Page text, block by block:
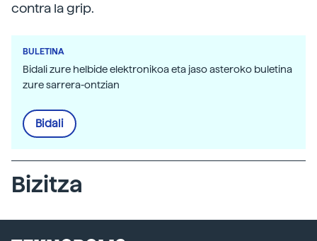
contra la grip.
BULETINA
Bidali zure helbide elektronikoa eta jaso asteroko buletina
zure sarrera-ontzian
Bidali
Bizitza